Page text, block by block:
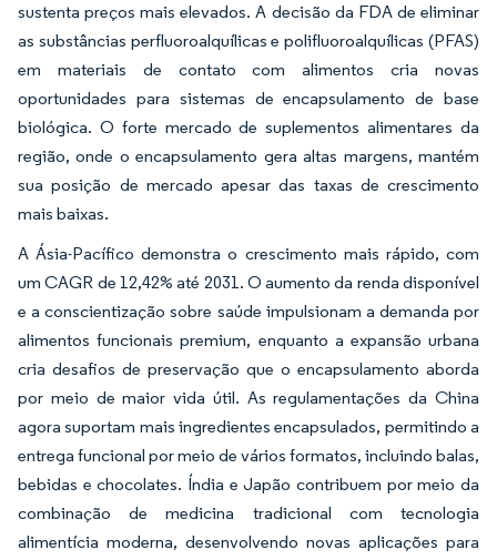
sustenta preços mais elevados. A decisão da FDA de eliminar
as substâncias perfluoroalquílicas e polifluoroalquílicas (PFAS)
em materiais de contato com alimentos cria novas
oportunidades para sistemas de encapsulamento de base
biológica. O forte mercado de suplementos alimentares da
região, onde o encapsulamento gera altas margens, mantém
sua posição de mercado apesar das taxas de crescimento
mais baixas.
A Ásia-Pacífico demonstra o crescimento mais rápido, com
um CAGR de 12,42% até 2031. O aumento da renda disponível
e a conscientização sobre saúde impulsionam a demanda por
alimentos funcionais premium, enquanto a expansão urbana
cria desafios de preservação que o encapsulamento aborda
por meio de maior vida útil. As regulamentações da China
agora suportam mais ingredientes encapsulados, permitindo a
entrega funcional por meio de vários formatos, incluindo balas,
bebidas e chocolates. Índia e Japão contribuem por meio da
combinação de medicina tradicional com tecnologia
alimentícia moderna, desenvolvendo novas aplicações para